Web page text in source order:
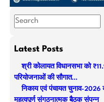
S
aLatest Posts
श्री कोलायत विधानसभा को
परियोजनाओं की सौगात…
निकाय एवं पंचायत चुनाव-2026
महत्वपूर्ण संगठनात्मक बैठक संपन्न